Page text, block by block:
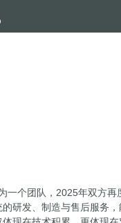
一个团队，2025年双方
研发、制造与售后服务